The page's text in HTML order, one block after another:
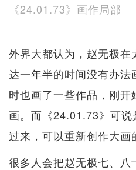
《24.01.73》画作局部
外界大都认为，赵无极
达一年半的时间没有办
时也画了一些作品，刚
画。而《24.01.73》可说
过来，可以重新创作大画
很多人会把赵无极七、八